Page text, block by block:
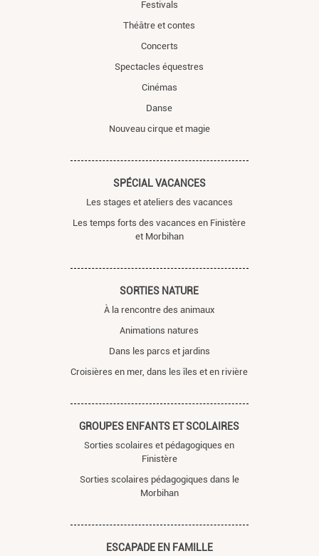
Festivals
Théâtre et contes
Concerts
Spectacles équestres
Cinémas
Danse
Nouveau cirque et magie
SPÉCIAL VACANCES
Les stages et ateliers des vacances
Les temps forts des vacances en Finistère
et Morbihan
SORTIES NATURE
À la rencontre des animaux
Animations natures
Dans les parcs et jardins
Croisières en mer, dans les îles et en rivière
GROUPES ENFANTS ET SCOLAIRES
Sorties scolaires et pédagogiques en
Finistère
Sorties scolaires pédagogiques dans le
Morbihan
ESCAPADE EN FAMILLE